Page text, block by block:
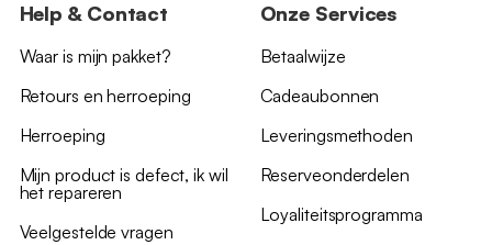
Help & Contact
Waar is mijn pakket?
Retours en herroeping
Herroeping
Mijn product is defect, ik wil
het repareren
Veelgestelde vragen
Onze Services
Betaalwijze
Cadeaubonnen
Leveringsmethoden
Reserveonderdelen
Loyaliteitsprogramma